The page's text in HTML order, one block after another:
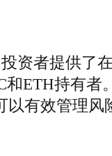
资者提供了
ETH持有者
以有效管理风